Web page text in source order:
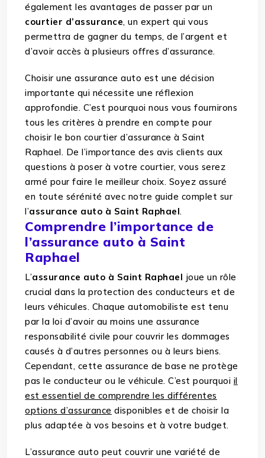
également les avantages de passer par un
courtier d’assurance, un expert qui vous
permettra de gagner du temps, de l’argent et
d’avoir accès à plusieurs offres d’assurance.
Choisir une assurance auto est une décision
importante qui nécessite une réflexion
approfondie. C’est pourquoi nous vous fournirons
tous les critères à prendre en compte pour
choisir le bon courtier d’assurance à Saint
Raphael. De l’importance des avis clients aux
questions à poser à votre courtier, vous serez
armé pour faire le meilleur choix. Soyez assuré
en toute sérénité avec notre guide complet sur
l’assurance auto à Saint Raphael.
Comprendre l’importance de
l’assurance auto à Saint
Raphael
L’assurance auto à Saint Raphael joue un rôle
crucial dans la protection des conducteurs et de
leurs véhicules. Chaque automobiliste est tenu
par la loi d’avoir au moins une assurance
responsabilité civile pour couvrir les dommages
causés à d’autres personnes ou à leurs biens.
Cependant, cette assurance de base ne protège
pas le conducteur ou le véhicule. C’est pourquoi il
est essentiel de comprendre les différentes
options d’assurance disponibles et de choisir la
plus adaptée à vos besoins et à votre budget.
L’assurance auto peut couvrir une variété de